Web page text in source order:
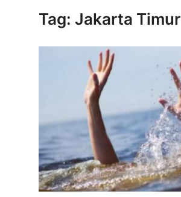
Nasional
Tag: Jakarta Timur